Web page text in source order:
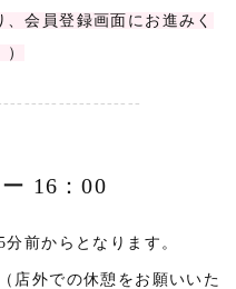
会員登録画面にお進みく
16：00
前からとなります。
店外での休憩をお願いいた